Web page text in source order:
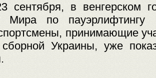
сентября, в венгерском
Мира по
принимающие
Украины, уже